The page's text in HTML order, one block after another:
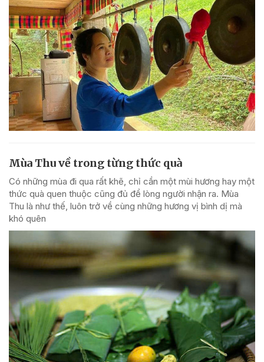
Mùa Thu về trong từng thức quà
Có những mùa đi qua rất khẽ, chỉ cần một mùi hương hay một
thức quà quen thuộc cũng đủ để lòng người nhận ra. Mùa
Thu là như thế, luôn trở về cùng những hương vị bình dị mà
khó quên